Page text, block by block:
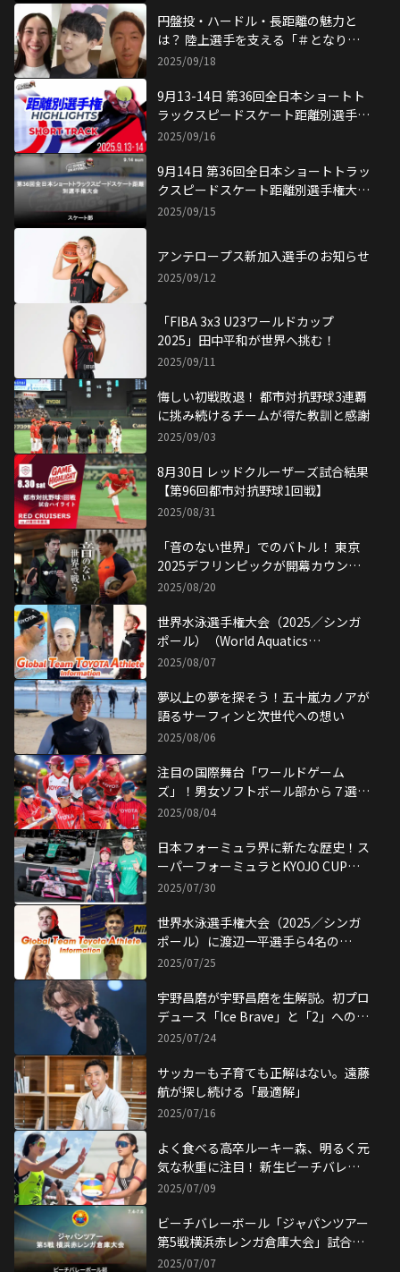
円盤投・ハードル・長距離の魅力と
は？ 陸上選手を支える「＃となり目
線」
2025/09/18
9月13-14日 第36回全日本ショートト
ラックスピードスケート距離別選手権
大会 ハイライト
2025/09/16
9月14日 第36回全日本ショートトラッ
クスピードスケート距離別選手権大会
試合結果
2025/09/15
アンテロープス新加入選手のお知らせ
2025/09/12
「FIBA 3x3 U23ワールドカップ
2025」田中平和が世界へ挑む！
2025/09/11
悔しい初戦敗退！ 都市対抗野球3連覇
に挑み続けるチームが得た教訓と感謝
2025/09/03
8月30日 レッドクルーザーズ試合結果
【第96回都市対抗野球1回戦】
2025/08/31
「音のない世界」でのバトル！ 東京
2025デフリンピックが開幕カウント
ダウン
2025/08/20
世界水泳選手権大会（2025／シンガ
ポール）（World Aquatics
Championships Singapore 2025）
2025/08/07
夢以上の夢を探そう！五十嵐カノアが
語るサーフィンと次世代への想い
2025/08/06
注目の国際舞台「ワールドゲーム
ズ」！男女ソフトボール部から７選手
が 世界一を目指す！
2025/08/04
日本フォーミュラ界に新たな歴史！ス
ーパーフォーミュラとKYOJO CUPが
同時開催!!
2025/07/30
世界水泳選手権大会（2025／シンガ
ポール）に渡辺一平選手ら4名の
GTTAが出場！
2025/07/25
宇野昌磨が宇野昌磨を生解説。初プロ
デュース「Ice Brave」と「2」への想
い
2025/07/24
サッカーも子育ても正解はない。遠藤
航が探し続ける「最適解」
2025/07/16
よく食べる高卒ルーキー森、明るく元
気な秋重に注目！ 新生ビーチバレー
ボール部
2025/07/09
ビーチバレーボール「ジャパンツアー
第5戦横浜赤レンガ倉庫大会」試合リ
ポート
2025/07/07